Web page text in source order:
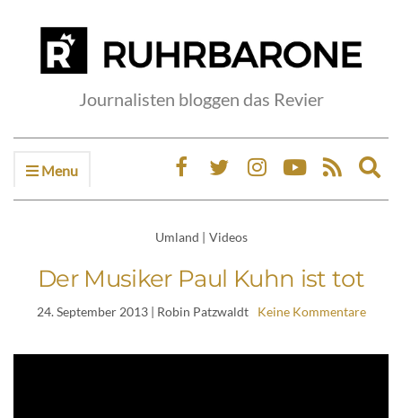
Journalisten bloggen das Revier
Menu
Umland | Videos
Der Musiker Paul Kuhn ist tot
24. September 2013| Robin Patzwaldt Keine Kommentare